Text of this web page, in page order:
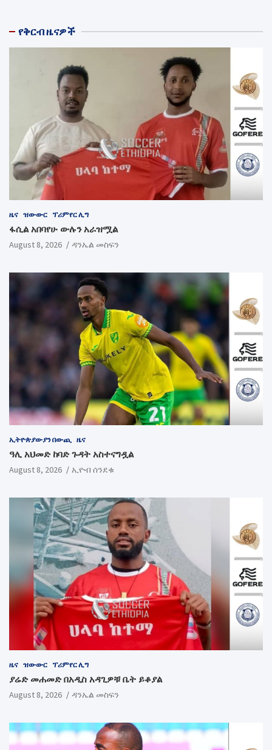
የቅርብ ዜናዎች
ዜና ዝውውር ፕሪምየር ሊግ
ፋሲል አበባየሁ ውሉን አራዝሟል
August 8, 2026 ዳንኤል መስፍን
ኢትዮጵያውያን በውጪ ዜና
ዓሊ አህመድ ከባድ ጉዳት አስተናግዷል
August 8, 2026 ኢዮብ ሰንደቁ
ዜና ዝውውር ፕሪምየር ሊግ
ያሬድ መሐመድ በአዲስ አዳጊዎቹ ቤት ይቆያል
August 8, 2026 ዳንኤል መስፍን